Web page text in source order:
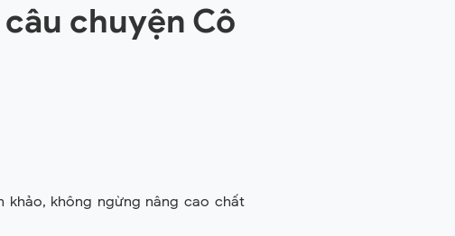
chuyện Cô
không ngừng nâng cao chất